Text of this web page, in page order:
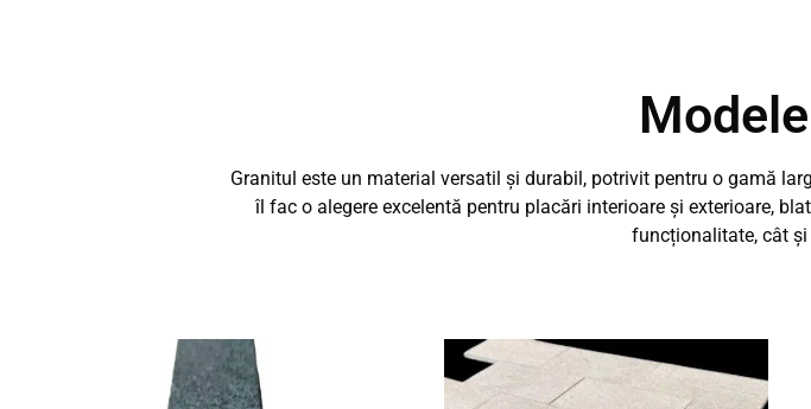
Granitul este un material versatil și durabil, potrivit pentru o gamă
îl fac o alegere excelentă pentru placări interioare și exterioare,
funcționalitate, cât